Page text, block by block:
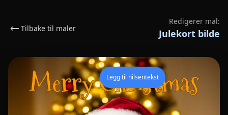
Tilbake til maler
Redigerer mal:
Julekort bilde
Legg til hilsentekst